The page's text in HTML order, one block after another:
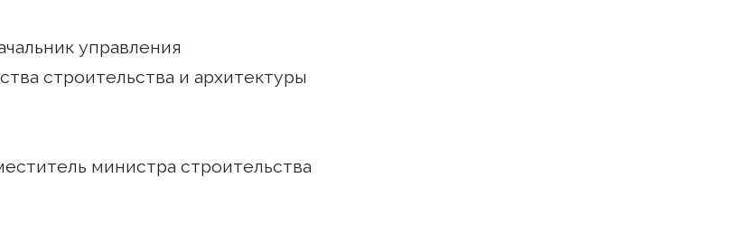
управления
строительства и архитектуры
министра строительства